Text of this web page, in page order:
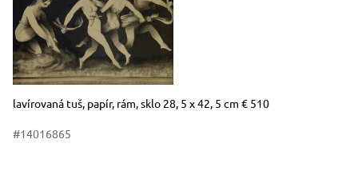
Rozměry
Stručný popis předmětu
lavírovaná tuš, papír, rám, sklo 28, 5 x 42, 5 cm € 510
#14016865